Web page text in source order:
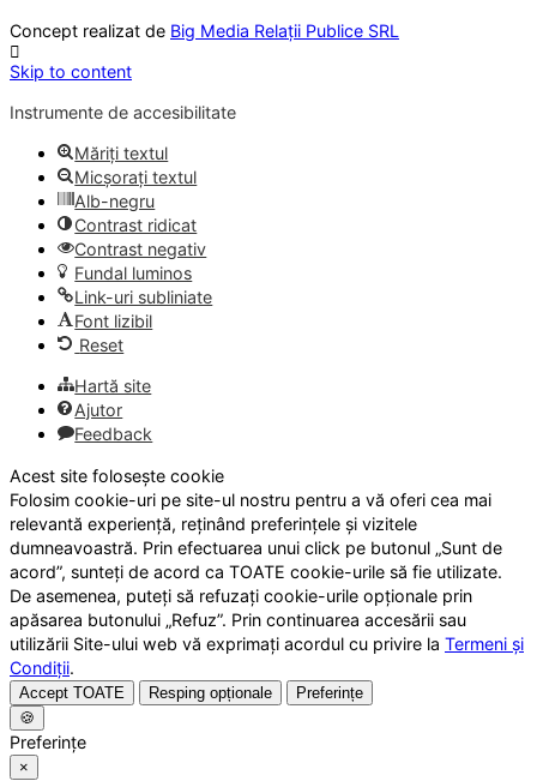
Concept realizat de Big Media Relații Publice SRL
Skip to content
Instrumente de accesibilitate
Măriți textul
Micșorați textul
Alb-negru
Contrast ridicat
Contrast negativ
Fundal luminos
Link-uri subliniate
Font lizibil
Reset
Hartă site
Ajutor
Feedback
Acest site folosește cookie
Folosim cookie-uri pe site-ul nostru pentru a vă oferi cea mai
relevantă experiență, reținând preferințele și vizitele
dumneavoastră. Prin efectuarea unui click pe butonul „Sunt de
acord”, sunteți de acord ca TOATE cookie-urile să fie utilizate.
De asemenea, puteți să refuzați cookie-urile opționale prin
apăsarea butonului „Refuz”. Prin continuarea accesării sau
utilizării Site-ului web vă exprimați acordul cu privire la Termeni și
Condiții.
Accept TOATE Resping opționale
Preferințe
🍪
Preferințe
×